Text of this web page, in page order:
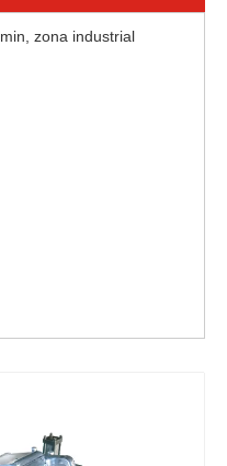
zona industrial